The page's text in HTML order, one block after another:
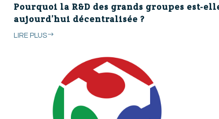
Pourquoi la R&D des grands groupes est-
aujourd’hui décentralisée ?
LIRE PLUS